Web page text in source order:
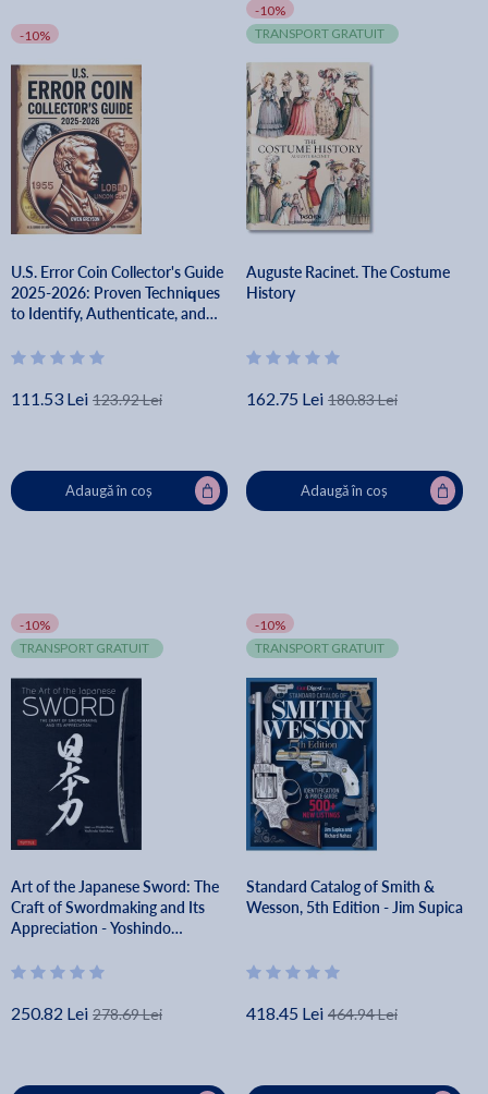
-10%
U.S. Error Coin Collector's Guide
2025-2026: Proven Techniques
to Identify, Authenticate, and
Owen Greyson
111.53 Lei 123.92 Lei
Adaugă în coș
-10%
TRANSPORT GRATUIT
Auguste Racinet. The Costume
History
162.75 Lei 180.83 Lei
Adaugă în coș
-10%
TRANSPORT GRATUIT
Art of the Japanese Sword: The
Craft of Swordmaking and Its
Appreciation - Yoshindo
250.82 Lei 278.69 Lei
-10%
TRANSPORT GRATUIT
Standard Catalog of Smith &
Wesson, 5th Edition - Jim Supica
418.45 Lei 464.94 Lei